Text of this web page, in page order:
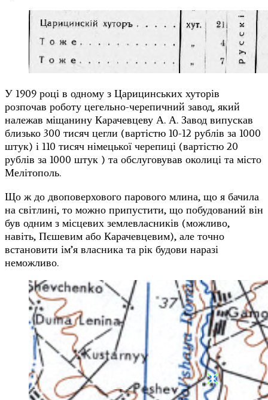
У 1909 році в одному з Царицинських хуторів
розпочав роботу цегельно-черепичний завод, який
належав міщанину Карачевцеву А. А. Завод випускав
близько 300 тисяч цегли (вартістю 10-12 рублів за 1000
штук) і 110 тисяч німецької черепиці (вартістю 20
рублів за 1000 штук ) та обслуговував околиці та місто
Мелітополь.
Що ж до двоповерхового парового млина, що я бачила
на світлині, то можно припустити, що побудований він
був одним з місцевих землевласників (можливо,
навіть, Пєшевим або Карачевцевим), але точно
встановити ім’я власника та рік будови наразі
неможливо.